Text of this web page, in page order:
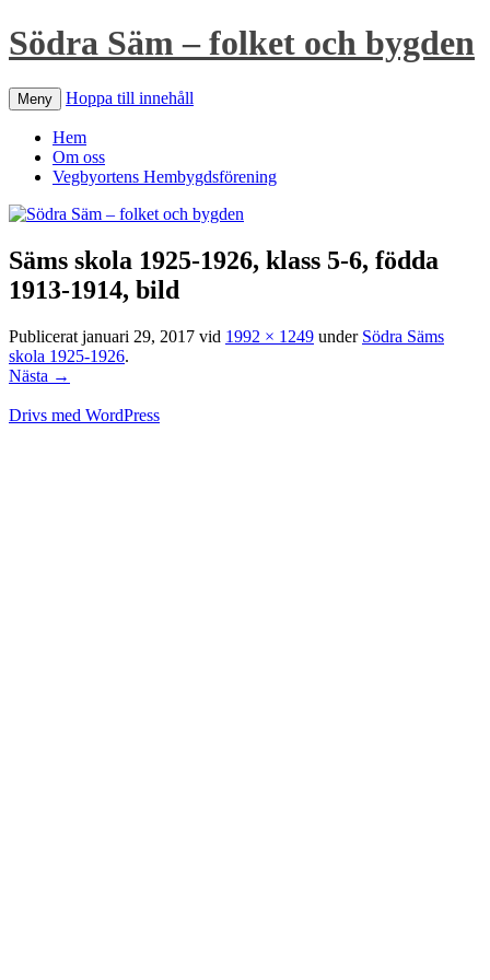
Södra Säm – folket och bygden
Meny Hoppa till innehåll
Hem
Om oss
Vegbyortens Hembygdsförening
Säms skola 1925-1926, klass 5-6, födda
1913-1914, bild
Publicerat januari 29, 2017 vid 1992 × 1249 under Södra Säms
skola 1925-1926.
Nästa →
Drivs med WordPress